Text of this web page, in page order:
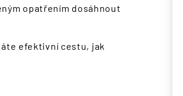
opatřením dosáhnout
efektivní cestu, jak